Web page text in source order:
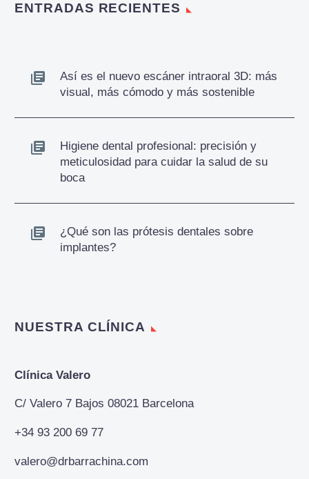
ENTRADAS RECIENTES
Así es el nuevo escáner intraoral 3D: más
visual, más cómodo y más sostenible
Higiene dental profesional: precisión y
meticulosidad para cuidar la salud de su
boca
¿Qué son las prótesis dentales sobre
implantes?
NUESTRA CLÍNICA
Clínica Valero
C/ Valero 7 Bajos 08021 Barcelona
+34 93 200 69 77
valero@drbarrachina.com